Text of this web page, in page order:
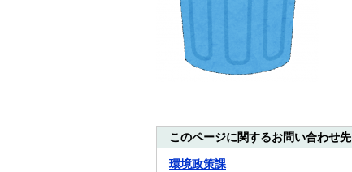
このページに関するお問い合わせ先
環境政策課